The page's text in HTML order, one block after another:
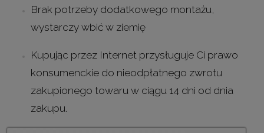
Brak potrzeby dodatkowego montażu,
wystarczy wbić w ziemię
Kupując przez Internet przysługuje Ci prawo
konsumenckie do nieodpłatnego zwrotu
zakupionego towaru w ciągu 14 dni od dnia
zakupu.